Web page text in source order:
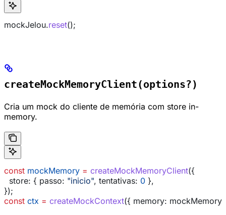
mockJelou.reset();
createMockMemoryClient(options?)
Cria um mock do cliente de memória com store in-
memory.
const mockMemory = createMockMemoryClient({
  store:
{ passo: "inicio", tentativas: 0 },
});
const ctx = createMockContext({ memory: mockMemory